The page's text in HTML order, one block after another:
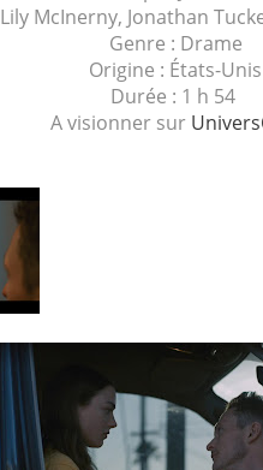
Lily McInerny, Jonathan
Genre : Drame
Origine : États-Unis
Durée : 1 h 54
A visionner sur